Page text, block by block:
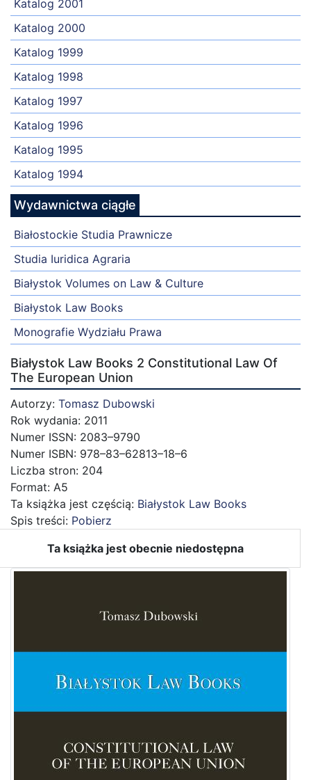
Katalog 2001
Katalog 2000
Katalog 1999
Katalog 1998
Katalog 1997
Katalog 1996
Katalog 1995
Katalog 1994
Wydawnictwa ciągłe
Białostockie Studia Prawnicze
Studia Iuridica Agraria
Białystok Volumes on Law & Culture
Białystok Law Books
Monografie Wydziału Prawa
Białystok Law Books 2 Constitutional Law Of
The European Union
Autorzy: Tomasz Dubowski
Rok wydania: 2011
Numer ISSN: 2083–9790
Numer ISBN: 978–83–62813–18–6
Liczba stron: 204
Format: A5
Ta książka jest częścią: Białystok Law Books
Spis treści: Pobierz
Ta książka jest obecnie niedostępna